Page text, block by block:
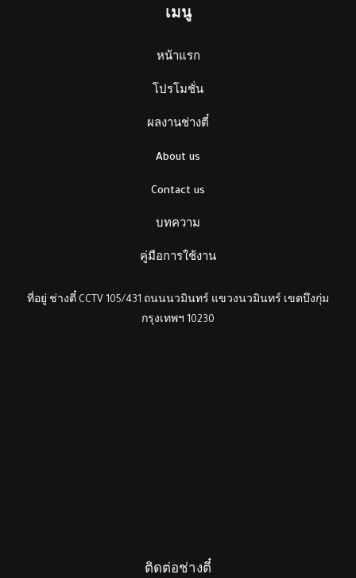
เมนู
หน้าแรก
โปรโมชั่น
ผลงานช่างตี๋
About us
Contact us
บทความ
คู่มือการใช้งาน
ที่อยู่ ช่างตี๋ CCTV 105/431 ถนนนวมินทร์ แขวงนวมินทร์ เขตบึงกุ่ม
กรุงเทพฯ 10230
ติดต่อช่างตี๋